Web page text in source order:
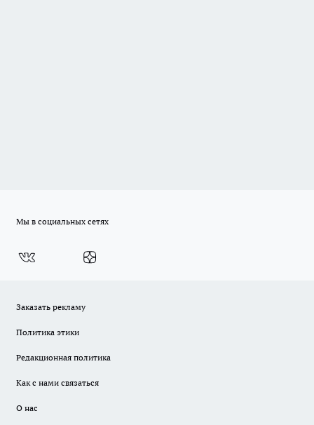
Мы в социальных сетях
Заказать рекламу
Политика этики
Редакционная политика
Как с нами связаться
О нас